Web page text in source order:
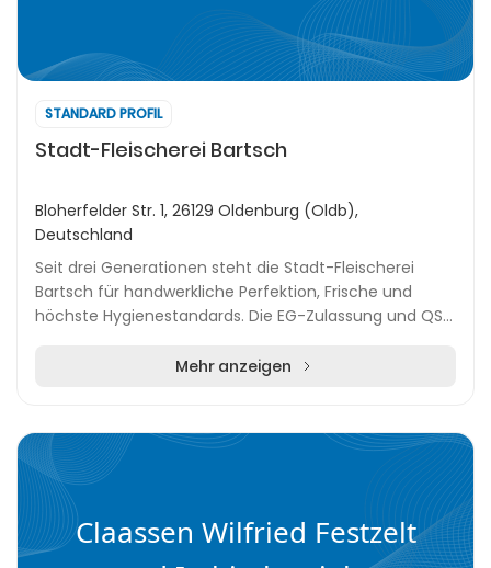
STANDARD PROFIL
Stadt-Fleischerei Bartsch
Bloherfelder Str. 1, 26129 Oldenburg (Oldb),
Deutschland
Seit drei Generationen steht die Stadt-Fleischerei
Bartsch für handwerkliche Perfektion, Frische und
höchste Hygienestandards. Die EG-Zulassung und QS-
Mehr anzeigen
Claassen Wilfried Festzelt